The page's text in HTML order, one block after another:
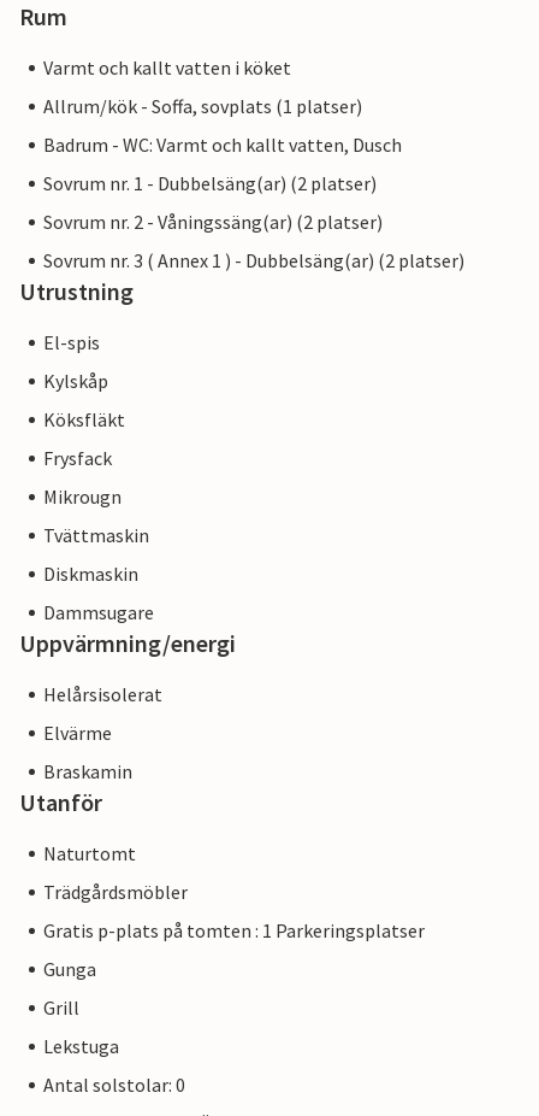
Rum
Varmt och kallt vatten i köket
Allrum/kök - Soffa, sovplats (1 platser)
Badrum - WC: Varmt och kallt vatten, Dusch
Sovrum nr. 1 - Dubbelsäng(ar) (2 platser)
Sovrum nr. 2 - Våningssäng(ar) (2 platser)
Sovrum nr. 3 ( Annex 1 ) - Dubbelsäng(ar) (2 platser)
Utrustning
El-spis
Kylskåp
Köksfläkt
Frysfack
Mikrougn
Tvättmaskin
Diskmaskin
Dammsugare
Uppvärmning/energi
Helårsisolerat
Elvärme
Braskamin
Utanför
Naturtomt
Trädgårdsmöbler
Gratis p-plats på tomten : 1 Parkeringsplatser
Gunga
Grill
Lekstuga
Antal solstolar: 0